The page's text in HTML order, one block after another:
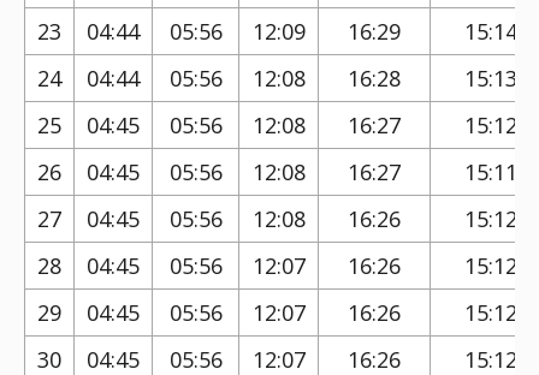
23
04:44 05:56 12:09 16:29
15:14
24
04:44 05:56 12:08 16:28
15:13
25
04:45 05:56 12:08 16:27
15:12
26
04:45 05:56 12:08 16:27
15:11
27
04:45 05:56 12:08 16:26
15:12
28
04:45 05:56 12:07 16:26
15:12
29
04:45 05:56 12:07 16:26
15:12
30
04:45 05:56 12:07 16:26
15:12